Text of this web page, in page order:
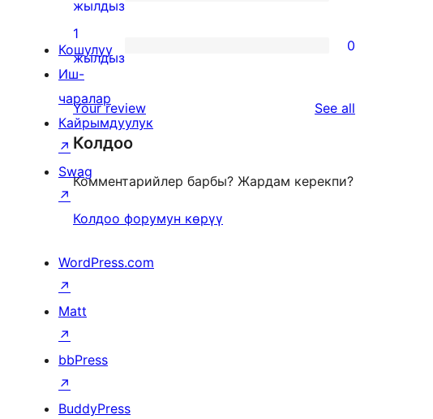
reviews
0
2-
star
reviews
жылдыз
0
1-
star
reviews
1
жылдыз
0
Your review See all
Колдоо
Комментарийлер барбы? Жардам керекпи?
Колдоо форумун көрүү
Кошулуу
Иш-
чаралар
Кайрымдуулук
↗
Swag
↗
WordPress.com
↗
Matt
↗
bbPress
↗
BuddyPress